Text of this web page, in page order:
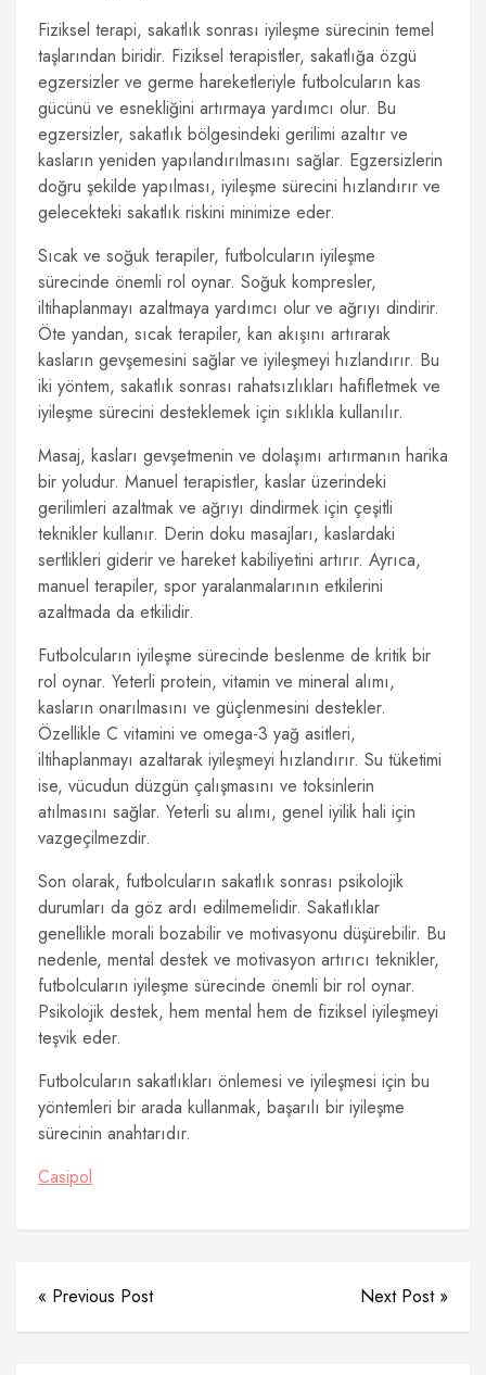
Fiziksel terapi, sakatlık sonrası iyileşme sürecinin temel
taşlarından biridir. Fiziksel terapistler, sakatlığa özgü
egzersizler ve germe hareketleriyle futbolcuların kas
gücünü ve esnekliğini artırmaya yardımcı olur. Bu
egzersizler, sakatlık bölgesindeki gerilimi azaltır ve
kasların yeniden yapılandırılmasını sağlar. Egzersizlerin
doğru şekilde yapılması, iyileşme sürecini hızlandırır ve
gelecekteki sakatlık riskini minimize eder.
Sıcak ve soğuk terapiler, futbolcuların iyileşme
sürecinde önemli rol oynar. Soğuk kompresler,
iltihaplanmayı azaltmaya yardımcı olur ve ağrıyı dindirir.
Öte yandan, sıcak terapiler, kan akışını artırarak
kasların gevşemesini sağlar ve iyileşmeyi hızlandırır. Bu
iki yöntem, sakatlık sonrası rahatsızlıkları hafifletmek ve
iyileşme sürecini desteklemek için sıklıkla kullanılır.
Masaj, kasları gevşetmenin ve dolaşımı artırmanın harika
bir yoludur. Manuel terapistler, kaslar üzerindeki
gerilimleri azaltmak ve ağrıyı dindirmek için çeşitli
teknikler kullanır. Derin doku masajları, kaslardaki
sertlikleri giderir ve hareket kabiliyetini artırır. Ayrıca,
manuel terapiler, spor yaralanmalarının etkilerini
azaltmada da etkilidir.
Futbolcuların iyileşme sürecinde beslenme de kritik bir
rol oynar. Yeterli protein, vitamin ve mineral alımı,
kasların onarılmasını ve güçlenmesini destekler.
Özellikle C vitamini ve omega-3 yağ asitleri,
iltihaplanmayı azaltarak iyileşmeyi hızlandırır. Su tüketimi
ise, vücudun düzgün çalışmasını ve toksinlerin
atılmasını sağlar. Yeterli su alımı, genel iyilik hali için
vazgeçilmezdir.
Son olarak, futbolcuların sakatlık sonrası psikolojik
durumları da göz ardı edilmemelidir. Sakatlıklar
genellikle morali bozabilir ve motivasyonu düşürebilir. Bu
nedenle, mental destek ve motivasyon artırıcı teknikler,
futbolcuların iyileşme sürecinde önemli bir rol oynar.
Psikolojik destek, hem mental hem de fiziksel iyileşmeyi
teşvik eder.
Futbolcuların sakatlıkları önlemesi ve iyileşmesi için bu
yöntemleri bir arada kullanmak, başarılı bir iyileşme
sürecinin anahtarıdır.
Casipol
« Previous Post Next Post »